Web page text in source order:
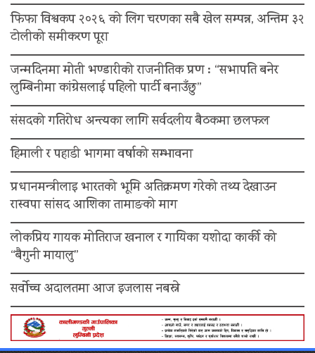
फिफा विश्वकप २०२६ को लिग चरणका सबै खेल सम्पन्न, अन्तिम ३२
टोलीको समीकरण पूरा
जन्मदिनमा मोती भण्डारीको राजनीतिक प्रण : “सभापति बनेर
लुम्बिनीमा कांग्रेसलाई पहिलो पार्टी बनाउँछु”
संसदको गतिरोध अन्त्यका लागि सर्वदलीय बैठकमा छलफल
हिमाली र पहाडी भागमा वर्षाको सम्भावना
प्रधानमन्त्रीलाइ भारतको भूमि अतिक्रमण गरेको तथ्य देखाउन
रास्वपा सांसद आशिका तामाङको माग
लोकप्रिय गायक मोतिराज खनाल र गायिका यशोदा कार्की को
“बैगुनी मायालु”
सर्वोच्च अदालतमा आज इजलास नबस्ने